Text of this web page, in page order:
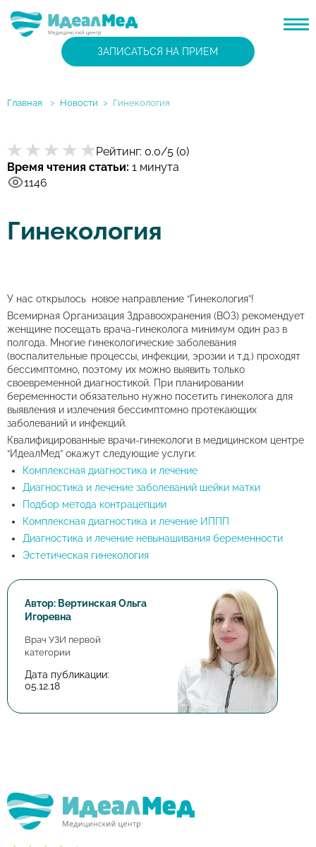
ЗАПИСАТЬСЯ НА ПРИЕМ
Главная > Новости > Гинекология
Рейтинг: 0.0/5 (0)
Время чтения статьи: 1 минута
1146
Гинекология
У нас открылось новое направление “Гинекология”!
Всемирная Организация Здравоохранения (ВОЗ) рекомендует
женщине посещать врача-гинеколога минимум один раз в
полгода. Многие гинекологические заболевания
(воспалительные процессы, инфекции, эрозии и т.д.) проходят
бессимптомно, поэтому их можно выявить только
своевременной диагностикой. При планировании
беременности обязательно нужно посетить гинеколога для
выявления и излечения бессимптомно протекающих
заболеваний и инфекций.
Квалифицированные врачи-гинекологи в медицинском центре
“ИдеалМед” окажут следующие услуги:
Комплексная диагностика и лечение
Диагностика и лечение заболеваний шейки матки
Подбор метода контрацепции
Комплексная диагностика и лечение ИППП
Диагностика и лечение невынашивания беременности
Эстетическая гинекология
Автор: Вертинская Ольга
Игоревна
Врач УЗИ первой
категории
Дата публикации:
05.12.18